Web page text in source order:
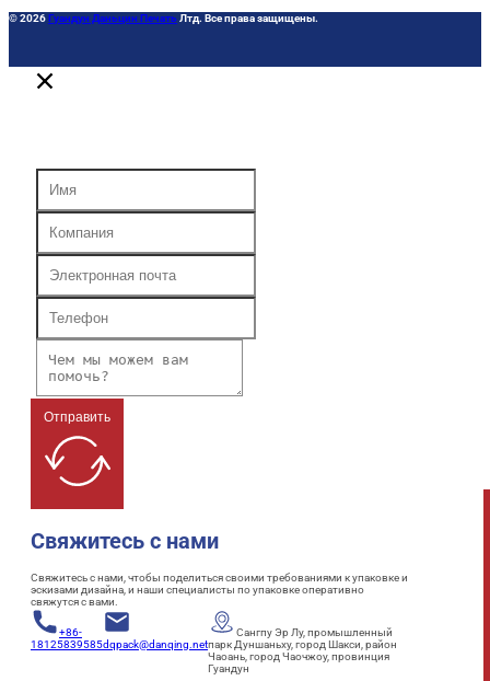
© 2026Гуандун Даньцин ПечатьЛтд. Все права защищены.
Отправить
Свяжитесь с нами
Свяжитесь с нами, чтобы поделиться своими требованиями к упаковке и
эскизами дизайна, и наши специалисты по упаковке оперативно
свяжутся с вами.
+86-
18125839585dqpack@danqing.net
Сангпу Эр Лу, промышленный
парк Дуншаньху, город Шакси, район
Чаоань, город Чаочжоу, провинция
Гуандун